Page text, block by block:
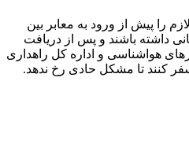
را پیش از ورود به معابر بین
داشته باشند و پس از دریافت
هواشناسی و اداره کل راهداری
کنند تا مشکل حادی رخ ندهد.